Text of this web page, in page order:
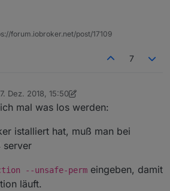
forum.iobroker.net/post/17109
7
7. Dez. 2018, 15:50
von Negalein2. Nov. 2020, 15:42
mal was los werden:
istalliert hat, muß man bei
server
--unsafe-perm eingeben, damit
läuft.